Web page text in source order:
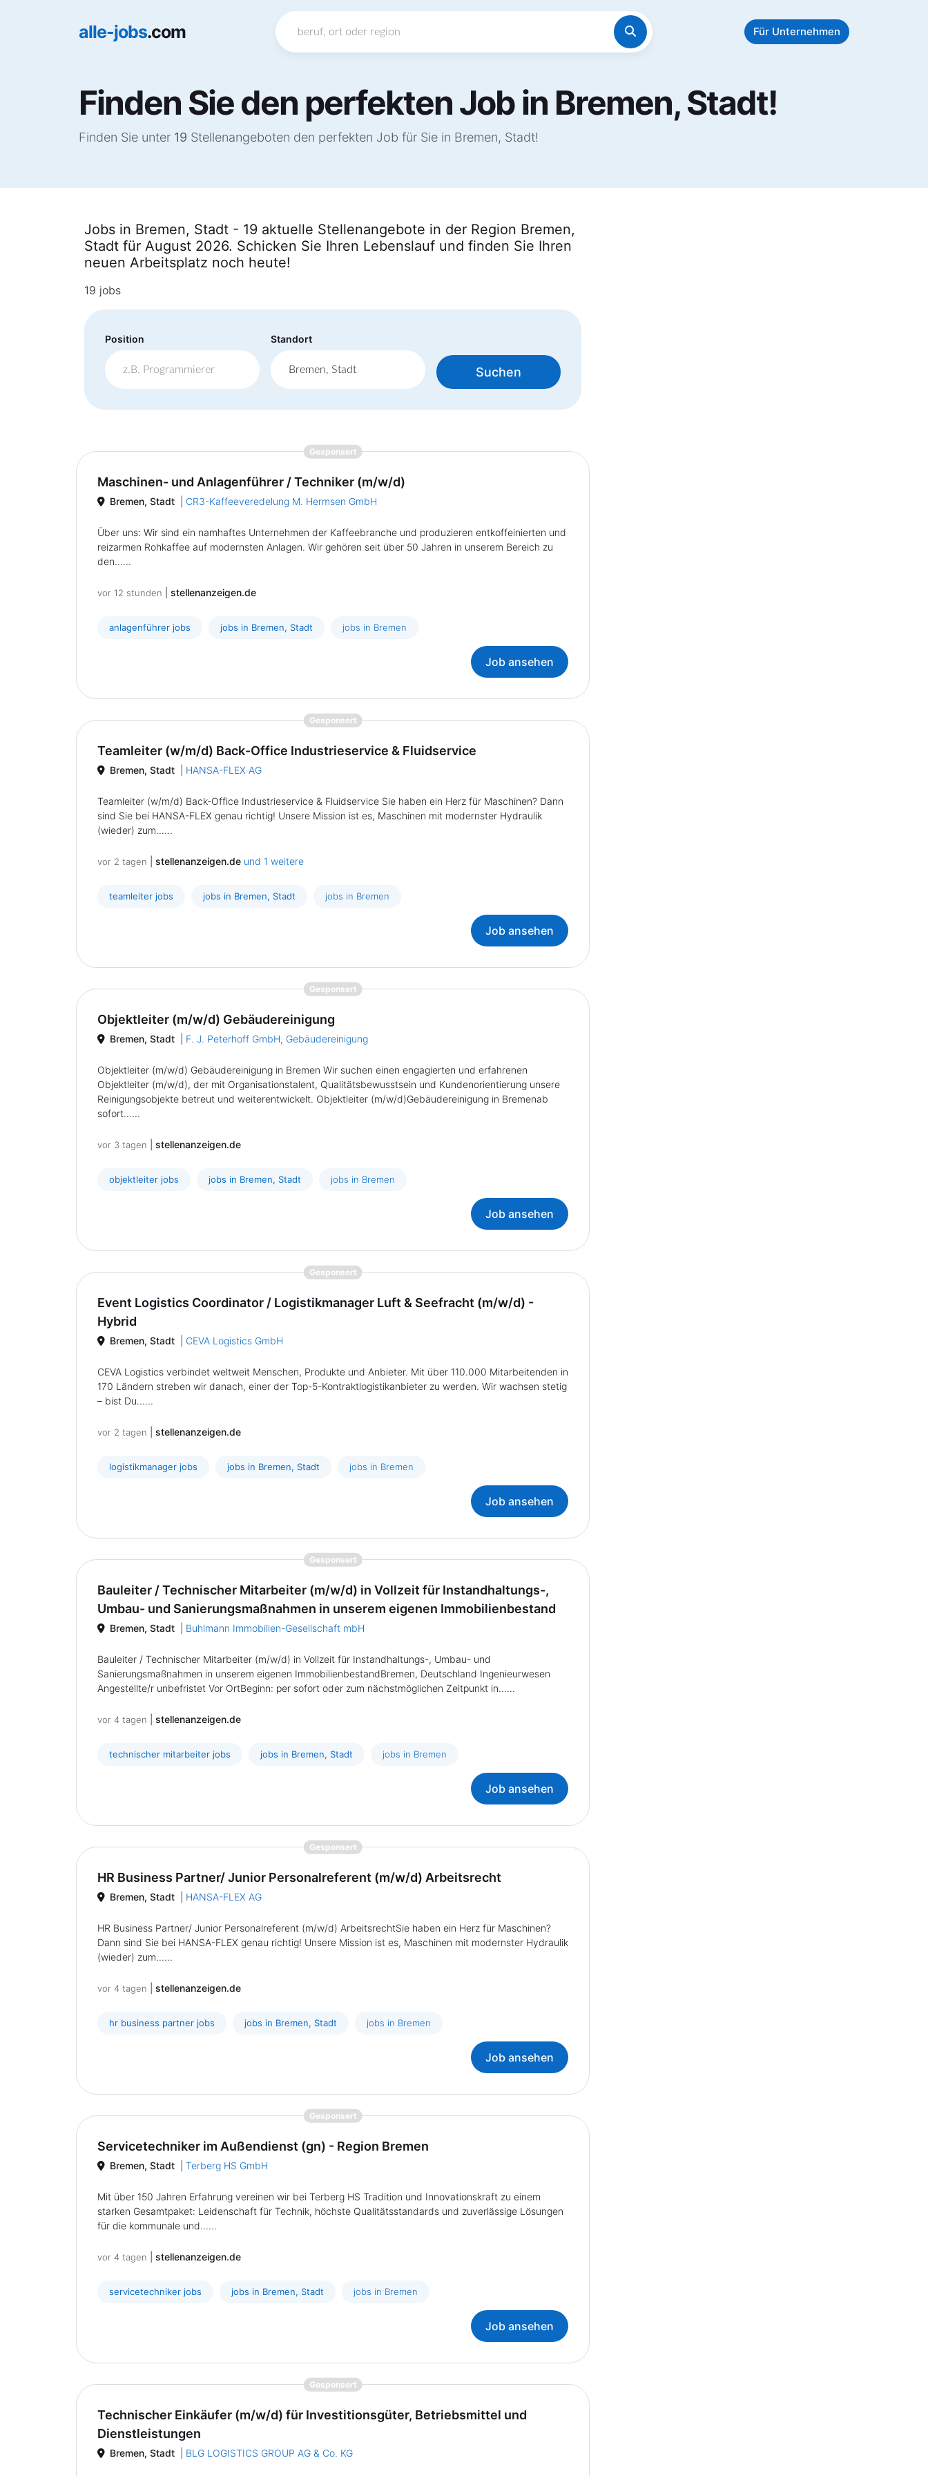
alle-jobs.com Für Unternehmen
Finden Sie den perfekten Job in Bremen, Stadt!
Finden Sie unter 19 Stellenangeboten den perfekten Job für Sie in Bremen, Stadt!
Jobs in Bremen, Stadt - 19 aktuelle Stellenangebote in der Region Bremen,
Stadt für August 2026. Schicken Sie Ihren Lebenslauf und finden Sie Ihren
neuen Arbeitsplatz noch heute!
19 jobs
Position Standort
Suchen
Gesponsert{prompt.job}
Maschinen- und Anlagenführer / Techniker (m/w/d)
Bremen, Stadt CR3-Kaffeeveredelung M. Hermsen GmbH
Über uns: Wir sind ein namhaftes Unternehmen der Kaffeebranche und produzieren entkoffeinierten und
reizarmen Rohkaffee auf modernsten Anlagen. Wir gehören seit über 50 Jahren in unserem Bereich zu
den......
vor 12 stunden stellenanzeigen.de
anlagenführer jobs jobs in Bremen, Stadt jobs in Bremen
Job ansehen
Gesponsert{prompt.job}
Teamleiter (w/m/d) Back-Office Industrieservice & Fluidservice
Bremen, Stadt HANSA-FLEX AG
Teamleiter (w/m/d) Back-Office Industrieservice & Fluidservice Sie haben ein Herz für Maschinen? Dann
sind Sie bei HANSA-FLEX genau richtig! Unsere Mission ist es, Maschinen mit modernster Hydraulik
(wieder) zum......
vor 2 tagen stellenanzeigen.de und 1 weitere
teamleiter jobs jobs in Bremen, Stadt jobs in Bremen
Job ansehen
Gesponsert{prompt.job}
Objektleiter (m/w/d) Gebäudereinigung
Bremen, Stadt F. J. Peterhoff GmbH, Gebäudereinigung
Objektleiter (m/w/d) Gebäudereinigung in Bremen Wir suchen einen engagierten und erfahrenen
Objektleiter (m/w/d), der mit Organisationstalent, Qualitätsbewusstsein und Kundenorientierung unsere
Reinigungsobjekte betreut und weiterentwickelt. Objektleiter (m/w/d)Gebäudereinigung in Bremenab
sofort......
vor 3 tagen stellenanzeigen.de
objektleiter jobs jobs in Bremen, Stadt jobs in Bremen
Job ansehen
Gesponsert{prompt.job}
Event Logistics Coordinator / Logistikmanager Luft & Seefracht (m/w/d) -
Hybrid
Bremen, Stadt CEVA Logistics GmbH
CEVA Logistics verbindet weltweit Menschen, Produkte und Anbieter. Mit über 110.000 Mitarbeitenden in
170 Ländern streben wir danach, einer der Top-5-Kontraktlogistikanbieter zu werden. Wir wachsen stetig
– bist Du......
vor 2 tagen stellenanzeigen.de
logistikmanager jobs jobs in Bremen, Stadt jobs in Bremen
Job ansehen
Gesponsert{prompt.job}
Bauleiter / Technischer Mitarbeiter (m/w/d) in Vollzeit für Instandhaltungs-,
Umbau- und Sanierungsmaßnahmen in unserem eigenen Immobilienbestand
Bremen, Stadt Buhlmann Immobilien-Gesellschaft mbH
Bauleiter / Technischer Mitarbeiter (m/w/d) in Vollzeit für Instandhaltungs-, Umbau- und
Sanierungsmaßnahmen in unserem eigenen ImmobilienbestandBremen, Deutschland Ingenieurwesen
Angestellte/r unbefristet Vor OrtBeginn: per sofort oder zum nächstmöglichen Zeitpunkt in......
vor 4 tagen stellenanzeigen.de
technischer mitarbeiter jobs jobs in Bremen, Stadt jobs in Bremen
Job ansehen
Gesponsert{prompt.job}
HR Business Partner/ Junior Personalreferent (m/w/d) Arbeitsrecht
Bremen, Stadt HANSA-FLEX AG
HR Business Partner/ Junior Personalreferent (m/w/d) ArbeitsrechtSie haben ein Herz für Maschinen?
Dann sind Sie bei HANSA-FLEX genau richtig! Unsere Mission ist es, Maschinen mit modernster Hydraulik
(wieder) zum......
vor 4 tagen stellenanzeigen.de
hr business partner jobs jobs in Bremen, Stadt jobs in Bremen
Job ansehen
Gesponsert{prompt.job}
Servicetechniker im Außendienst (gn) - Region Bremen
Bremen, Stadt Terberg HS GmbH
Mit über 150 Jahren Erfahrung vereinen wir bei Terberg HS Tradition und Innovationskraft zu einem
starken Gesamtpaket: Leidenschaft für Technik, höchste Qualitätsstandards und zuverlässige Lösungen
für die kommunale und......
vor 4 tagen stellenanzeigen.de
servicetechniker jobs jobs in Bremen, Stadt jobs in Bremen
Job ansehen
Gesponsert{prompt.job}
Technischer Einkäufer (m/w/d) für Investitionsgüter, Betriebsmittel und
Dienstleistungen
Bremen, Stadt BLG LOGISTICS GROUP AG & Co. KG